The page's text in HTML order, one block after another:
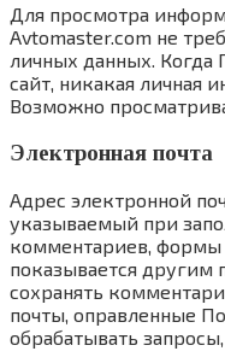
Для просмотра
Avtomaster.com не
личных данных. Когда
сайт, никакая личная
Возможно
Электронная почта
Адрес электронной
указываемый при
комментариев, формы
показывается
сохранять
почты, оправленные
обрабатывать